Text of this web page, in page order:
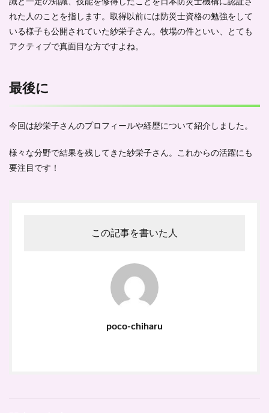
識と一定の知識、技能を修得したことを日本防災士機構に認証さ
れた人のことを指します。取得以前には防災士資格の勉強をして
いる様子も公開されていた紗栄子さん。牧場の件といい、とても
アクティブで真面目な方ですよね。
最後に
今回は紗栄子さんのプロフィールや経歴について紹介しました。
様々な分野で結果を残してきた紗栄子さん。これからの活躍にも
要注目です！
この記事を書いた人
poco-chiharu